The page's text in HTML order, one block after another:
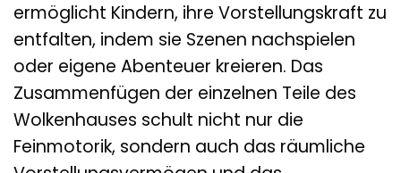
ermöglicht Kindern, ihre Vorstellungskraft zu
entfalten, indem sie Szenen nachspielen
oder eigene Abenteuer kreieren. Das
Zusammenfügen der einzelnen Teile des
Wolkenhauses schult nicht nur die
Feinmotorik, sondern auch das räumliche